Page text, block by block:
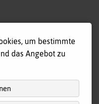
um bestimmte
das Angebot zu